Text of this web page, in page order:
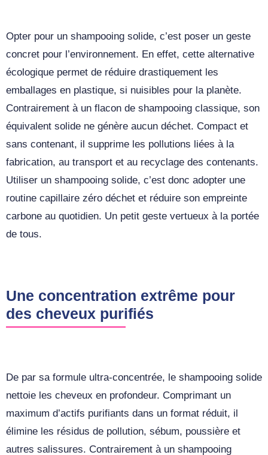
Opter pour un shampooing solide, c’est poser un geste
concret pour l’environnement. En effet, cette alternative
écologique permet de réduire drastiquement les
emballages en plastique, si nuisibles pour la planète.
Contrairement à un flacon de shampooing classique, son
équivalent solide ne génère aucun déchet. Compact et
sans contenant, il supprime les pollutions liées à la
fabrication, au transport et au recyclage des contenants.
Utiliser un shampooing solide, c’est donc adopter une
routine capillaire zéro déchet et réduire son empreinte
carbone au quotidien. Un petit geste vertueux à la portée
de tous.
Une concentration extrême pour
des cheveux purifiés
De par sa formule ultra-concentrée, le shampooing solide
nettoie les cheveux en profondeur. Comprimant un
maximum d’actifs purifiants dans un format réduit, il
élimine les résidus de pollution, sébum, poussière et
autres salissures. Contrairement à un shampooing